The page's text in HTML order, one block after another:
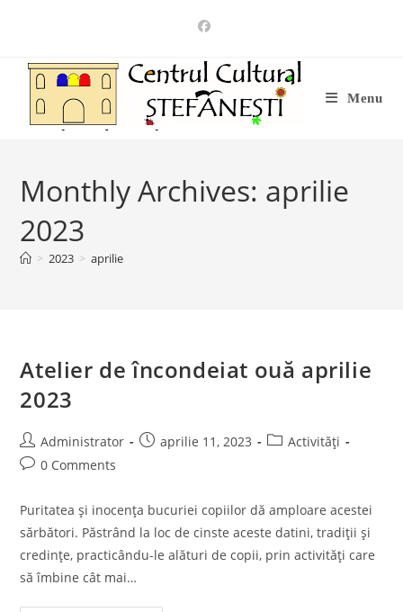
Menu
Monthly Archives: aprilie
2023
> 2023 > aprilie
Atelier de încondeiat ouă aprilie
2023
Post
author:
Administrator
Postaprilie 11, 2023
PostActivități
Post0 Comments
Puritatea şi inocenţa bucuriei copiilor dă amploare acestei
sărbători. Păstrând la loc de cinste aceste datini, tradiţii şi
credinţe, practicându-le alături de copii, prin activităţi care
să îmbine cât mai…